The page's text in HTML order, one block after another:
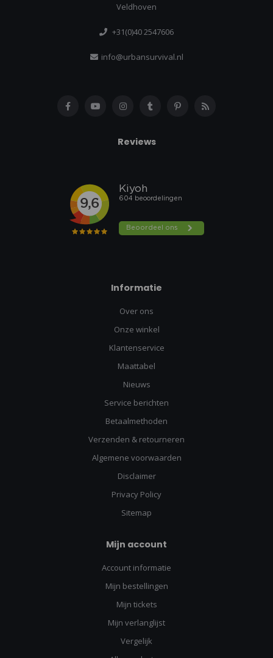
Veldhoven
+31(0)40 2547606
info@urbansurvival.nl
Reviews
Informatie
Over ons
Onze winkel
Klantenservice
Maattabel
Nieuws
Service berichten
Betaalmethoden
Verzenden & retourneren
Algemene voorwaarden
Disclaimer
Privacy Policy
Sitemap
Mijn account
Account informatie
Mijn bestellingen
Mijn tickets
Mijn verlanglijst
Vergelijk